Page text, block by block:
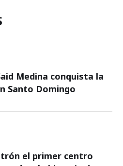
Medina conquista la
Santo Domingo
el primer centro